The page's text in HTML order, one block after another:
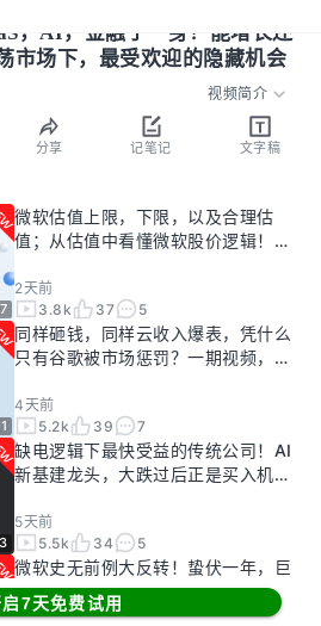
，AI，金融于一身！能增长还
市场下，最受欢迎的隐藏机会
视频简介
分享 记笔记 文字稿
微软估值上限，下限，以及合理估
值；从估值中看懂微软股价逻辑！
2天前
3.8k
37 5
同样砸钱，同样云收入爆表，凭什么
只有谷歌被市场惩罚？一期视频，告
4天前
5.2k
39 7
缺电逻辑下最快受益的传统公司！AI
新基建龙头，大跌过后正是买入机
5天前
5.5k
34
5
微软史无前例大反转！蛰伏一年，巨
头终于准备好起飞了？
7天免费试用